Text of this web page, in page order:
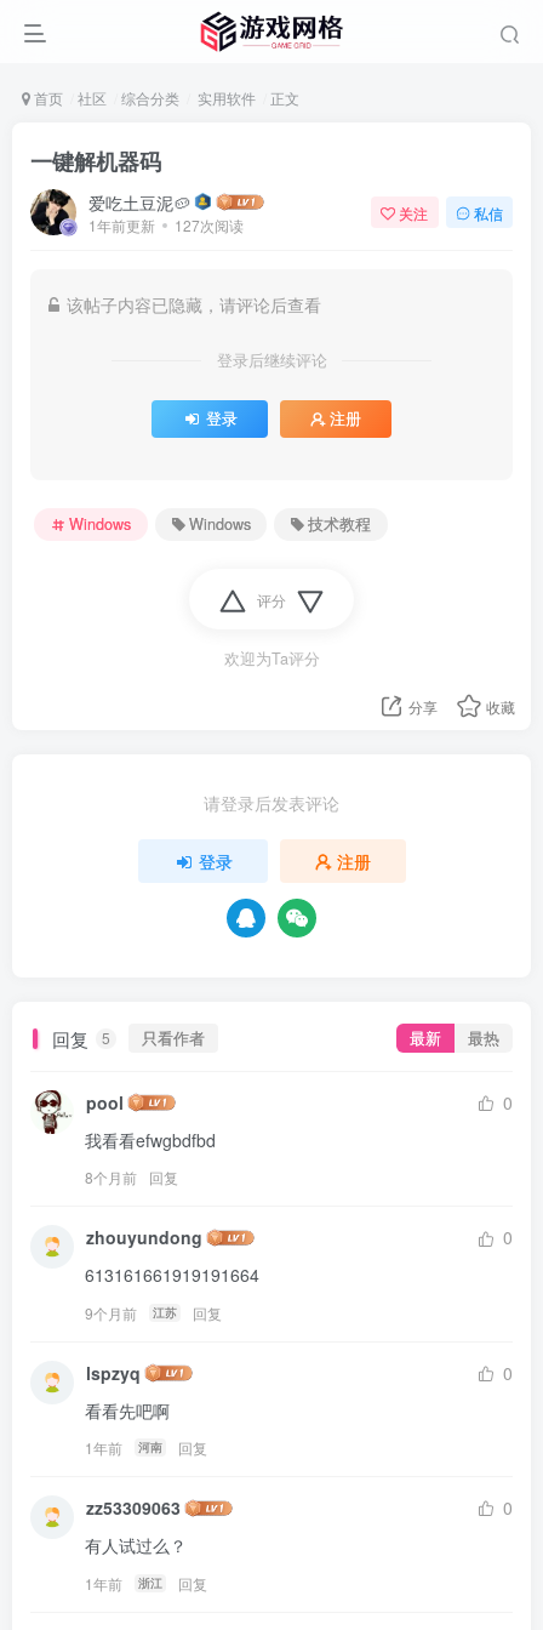
问题求助
868热度
首页 社区 综合分类 实用软件 正文
一键解机器码
爱吃土豆泥🥔
1年前更新 127次阅读
关注 私信
该帖子内容已隐藏，请评论后查看
登录后继续评论
登录 注册
Windows Windows 技术教程
评分
欢迎为Ta评分
分享 收藏
请登录后发表评论
登录 注册
回复 5 只看作者 最新 最热
pool
0
我看看efwgbdfbd
8个月前 回复
zhouyundong
0
613161661919191664
9个月前 江苏 回复
lspzyq
0
看看先吧啊
1年前 河南 回复
zz53309063
0
有人试过么？
1年前 浙江 回复